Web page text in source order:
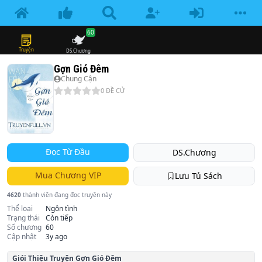
Truyện DS.Chương
60
Gợn Gió Đêm
Chung Cận
0 ĐỀ CỬ
Đọc Từ Đầu DS.Chương
Mua Chương VIP Lưu Tủ Sách
4620 thành viên đang đọc truyện này
Thể loại
Ngôn tình
Trạng thái
Còn tiếp
Số chương 60
Cập nhật
3y ago
Giói Thiệu Truyện Gợn Gió Đêm